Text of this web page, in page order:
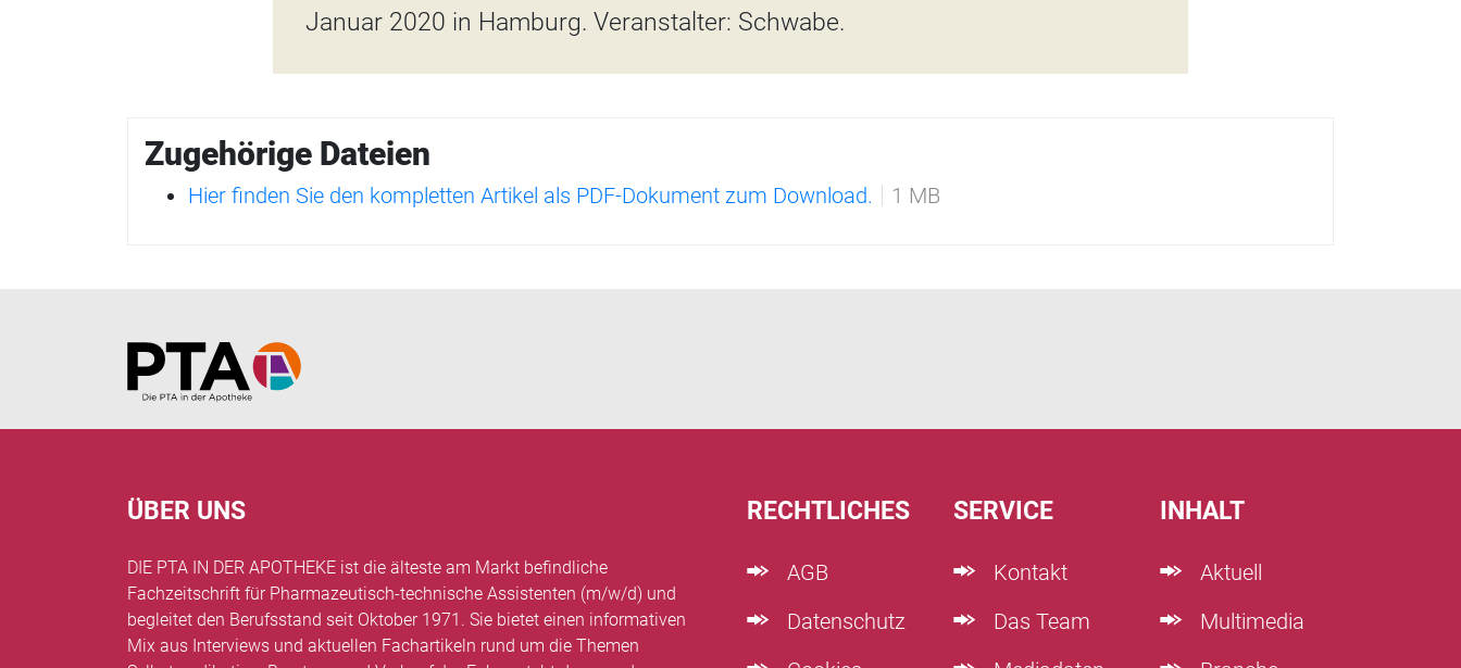
Januar 2020 in Hamburg. Veranstalter: Schwabe.
Zugehörige Dateien
Hier finden Sie den kompletten Artikel als PDF-Dokument zum Download. 1 MB
Home
ÜBER UNS
DIE PTA IN DER APOTHEKE ist die älteste am Markt befindliche
Fachzeitschrift für Pharmazeutisch-technische Assistenten (m/w/d) und
begleitet den Berufsstand seit Oktober 1971. Sie bietet einen informativen
Mix aus Interviews und aktuellen Fachartikeln rund um die Themen
RECHTLICHES
AGB
Datenschutz
SERVICE
Kontakt
Das Team
INHALT
Aktuell
Multimedia